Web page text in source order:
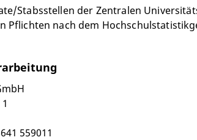
Stabsstellen der Zentralen
Pflichten nach dem
559011